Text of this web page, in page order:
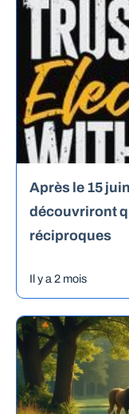
Après le 15
découvriront
réciproques
Il y a 2 mois